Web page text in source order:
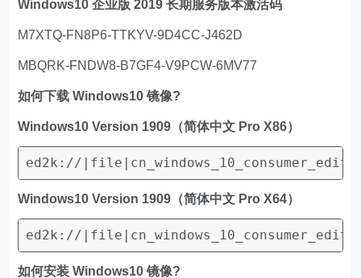
Windows10 企业版 2019 长期服务版本激活码
M7XTQ-FN8P6-TTKYV-9D4CC-J462D
MBQRK-FNDW8-B7GF4-V9PCW-6MV77
如何下载 Windows10 镜像?
Windows10 Version 1909（简体中文 Pro X86）
ed2k://
Windows10 Version 1909（简体中文 Pro X64）
ed2k://
如何安装 Windows10 镜像?